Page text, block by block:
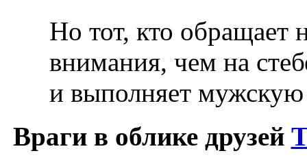
Но тот, кто обращает
внимания, чем на
и выполняет мужскую
Враги в облике друзей